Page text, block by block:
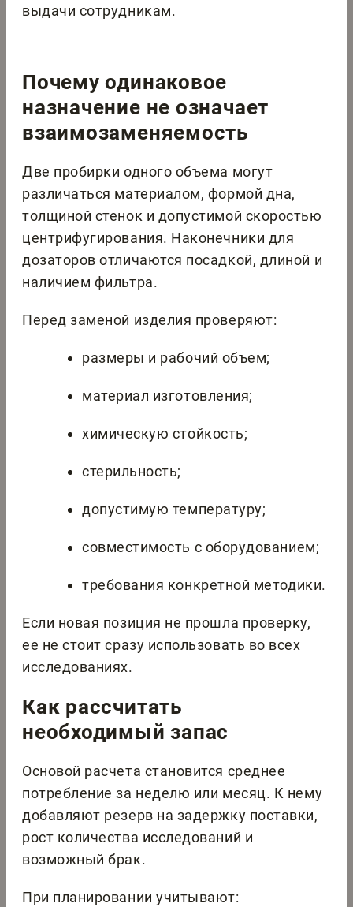
выдачи сотрудникам.
Почему одинаковое
назначение не означает
взаимозаменяемость
Две пробирки одного объема могут
различаться материалом, формой дна,
толщиной стенок и допустимой скоростью
центрифугирования. Наконечники для
дозаторов отличаются посадкой, длиной и
наличием фильтра.
Перед заменой изделия проверяют:
размеры и рабочий объем;
материал изготовления;
химическую стойкость;
стерильность;
допустимую температуру;
совместимость с оборудованием;
требования конкретной методики.
Если новая позиция не прошла проверку,
ее не стоит сразу использовать во всех
исследованиях.
Как рассчитать
необходимый запас
Основой расчета становится среднее
потребление за неделю или месяц. К нему
добавляют резерв на задержку поставки,
рост количества исследований и
возможный брак.
При планировании учитывают: